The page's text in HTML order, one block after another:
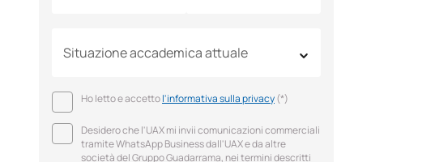
Situazione accademica attuale
Ho letto e accettol'informativa sulla privacy(*)
Desidero che l'UAX mi invii comunicazioni commerciali
tramite WhatsApp Business dall'UAX e da altre
società del Gruppo Guadarrama, nei termini descritti